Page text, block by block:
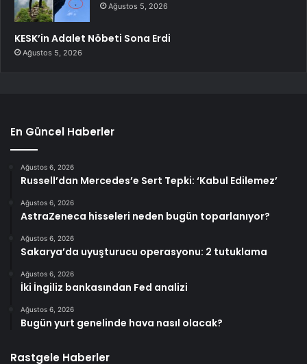
Ağustos 5, 2026
KESK’in Adalet Nöbeti Sona Erdi
Ağustos 5, 2026
En Güncel Haberler
Ağustos 6, 2026
Russell’dan Mercedes’e Sert Tepki: ‘Kabul Edilemez’
Ağustos 6, 2026
AstraZeneca hisseleri neden bugün toparlanıyor?
Ağustos 6, 2026
Sakarya’da uyuşturucu operasyonu: 2 tutuklama
Ağustos 6, 2026
İki İngiliz bankasından Fed analizi
Ağustos 6, 2026
Bugün yurt genelinde hava nasıl olacak?
Rastgele Haberler